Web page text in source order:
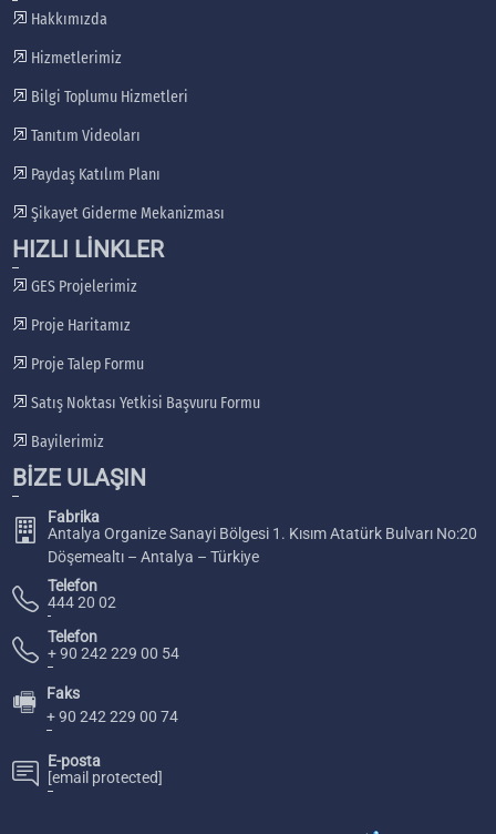
Hakkımızda
Hizmetlerimiz
Bilgi Toplumu Hizmetleri
Tanıtım Videoları
Paydaş Katılım Planı
Şikayet Giderme Mekanizması
HIZLI LİNKLER
GES Projelerimiz
Proje Haritamız
Proje Talep Formu
Satış Noktası Yetkisi Başvuru Formu
Bayilerimiz
BİZE ULAŞIN
Fabrika
Antalya Organize Sanayi Bölgesi 1. Kısım Atatürk Bulvarı No:20
Döşemealtı – Antalya – Türkiye
Telefon
444 20 02
Telefon
+ 90 242 229 00 54
🖷
Faks
+ 90 242 229 00 74
E-posta
[email protected]